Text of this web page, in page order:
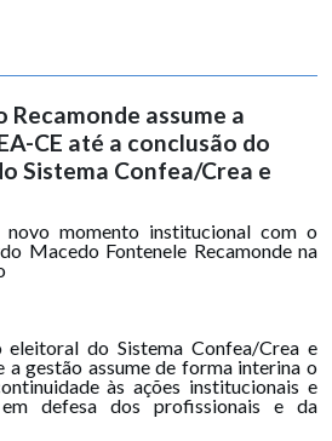
Recamonde assume a
CE até a conclusão do
Sistema Confea/Crea e
novo momento institucional com o
Macedo Fontenele Recamonde na
do Sistema Confea/Crea e
a gestão assume de forma interina o
às ações institucionais e
defesa dos profissionais e da